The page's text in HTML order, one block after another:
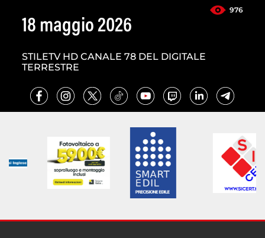
976
18 maggio 2026
STILETV HD CANALE 78 DEL DIGITALE
TERRESTRE